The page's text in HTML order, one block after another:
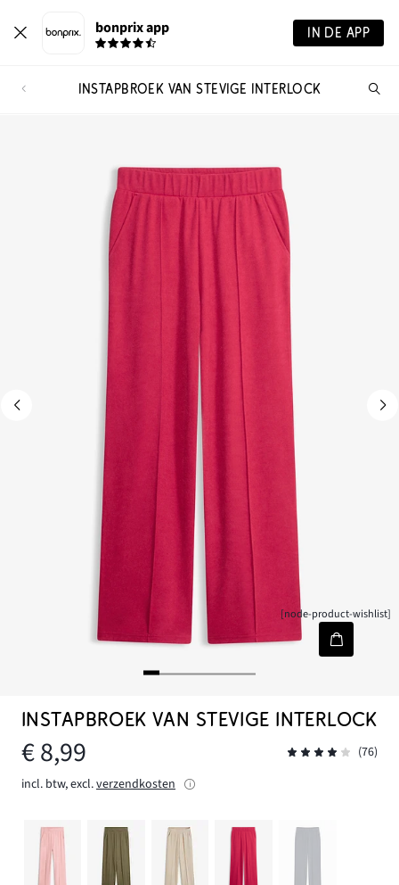
bonprix app IN DE APP
INSTAPBROEK VAN STEVIGE INTERLOCK
[node-product-wishlist]
INSTAPBROEK VAN STEVIGE INTERLOCK
€ 8,99
(76)
incl. btw, excl.verzendkosten